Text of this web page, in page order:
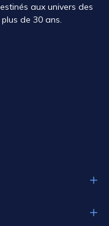
aux univers des
de 30 ans.